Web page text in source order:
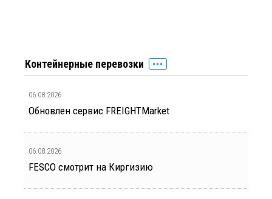
Контейнерные перевозки
06.08.2026
Обновлен сервис FREIGHTMarket
06.08.2026
FESCO смотрит на Киргизию